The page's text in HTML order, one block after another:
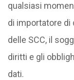
qualsiasi
di importatore di
delle SCC, il
diritti e gli
dati.